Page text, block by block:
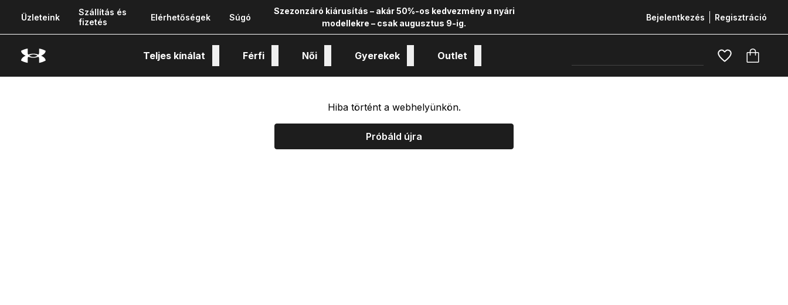
Üzleteink
Szállítás és
fizetés
Elérhetőségek Súgó
Szezonzáró kiárusítás – akár 50%-os kedvezmény a nyári
modellekre – csak augusztus 9-ig.
Bejelentkezés Regisztráció
Teljes kínálat Férfi Női Gyerekek Outlet
Hiba történt a webhelyünkön.
Próbáld újra